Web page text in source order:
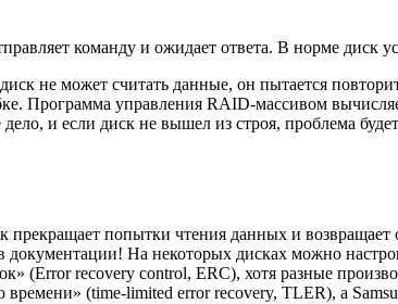
команду и ожидает ответа. В норме диск
не может считать данные, он пытается
Программа управления RAID-массивом
и если диск не вышел из строя, проблема будет
прекращает попытки чтения данных и
документации! На некоторых дисках можно
(Error recovery control, ERC), хотя разные
(time-limited error recovery, TLER), а